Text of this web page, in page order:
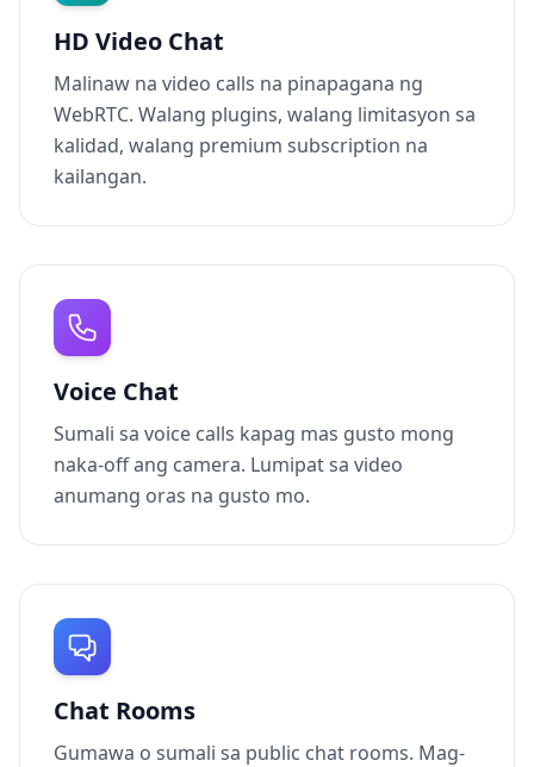
HD Video Chat
Malinaw na video calls na pinapagana ng
WebRTC. Walang plugins, walang limitasyon sa
kalidad, walang premium subscription na
kailangan.
Voice Chat
Sumali sa voice calls kapag mas gusto mong
naka-off ang camera. Lumipat sa video
anumang oras na gusto mo.
Chat Rooms
Gumawa o sumali sa public chat rooms. Mag-